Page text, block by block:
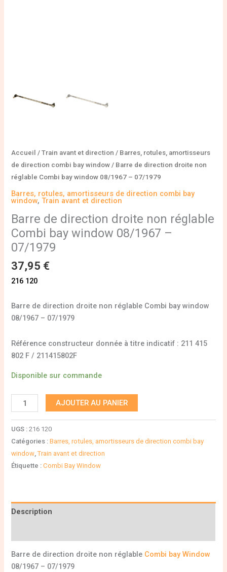
Accueil /Train avant et direction / Barres, rotules, amortisseurs
de direction combi bay window / Barre de direction droite non
réglable Combi bay window 08/1967 – 07/1979
Barres, rotules, amortisseurs de direction combi bay
window,Train avant et direction
Barre de direction droite non réglable
Combi bay window 08/1967 –
07/1979
37,95 €
216 120
Barre de direction droite non réglable Combi bay window
08/1967 – 07/1979
Référence constructeur donnée à titre indicatif : 211 415
802 F / 211415802F
Disponible sur commande
AJOUTER AU PANIER
UGS :216 120
Catégories :Barres, rotules, amortisseurs de direction combi bay
window,Train avant et direction
Étiquette :Combi Bay Window
Description
Barre de direction droite non réglable Combi bay Window
08/1967 – 07/1979